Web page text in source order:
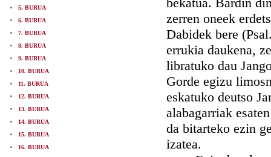
5. BURUA
6. BURUA
7. BURUA
8. BURUA
9. BURUA
10. BURUA
11. BURUA
12. BURUA
13. BURUA
14. BURUA
15. BURUA
16. BURUA
zerren oneek
Dabidek bere
errukia daukena,
libratuko dau
Gorde egizu
eskatuko deutso
alabagarriak
da bitarteko ezin
izatea.